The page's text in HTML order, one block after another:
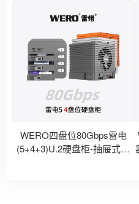
WERO四盘位80Gbps雷电
(5+4+3)U.2硬盘柜-抽屉式存